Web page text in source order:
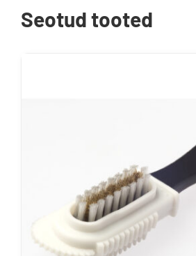
Seotud tooted